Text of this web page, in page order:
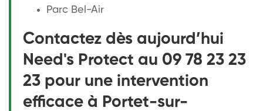
Parc Bel-Air
Contactez dès aujourd’hui
Need's Protect au 09 78 23 23
23 pour une intervention
efficace à Portet-sur-